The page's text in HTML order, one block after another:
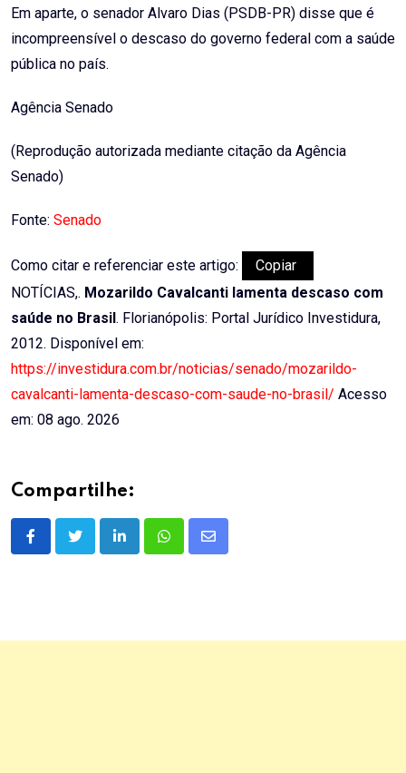
Em aparte, o senador Alvaro Dias (PSDB-PR) disse que é
incompreensível o descaso do governo federal com a saúde
pública no país.
Agência Senado
(Reprodução autorizada mediante citação da Agência
Senado)
Fonte: Senado
Como citar e referenciar este artigo:
Copiar
NOTÍCIAS,. Mozarildo Cavalcanti lamenta descaso com
saúde no Brasil . Florianópolis: Portal Jurídico Investidura,
2012. Disponível em:
https://investidura.com.br/noticias/senado/mozarildo-
cavalcanti-lamenta-descaso-com-saude-no-brasil/ Acesso
em: 08 ago. 2026
Compartilhe:
LinkedInWhatsappShare